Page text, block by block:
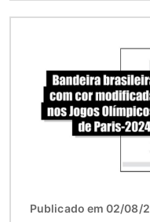
Publicado em 02/08/